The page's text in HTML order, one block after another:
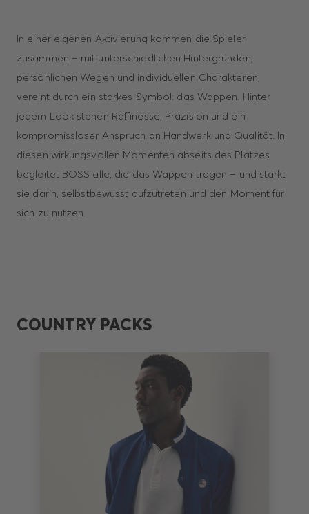
In einer eigenen Aktivierung kommen die Spieler
zusammen – mit unterschiedlichen Hintergründen,
persönlichen Wegen und individuellen Charakteren,
vereint durch ein starkes Symbol: das Wappen. Hinter
jedem Look stehen Raffinesse, Präzision und ein
kompromissloser Anspruch an Handwerk und Qualität. In
diesen wirkungsvollen Momenten abseits des Platzes
begleitet BOSS alle, die das Wappen tragen – und stärkt
sie darin, selbstbewusst aufzutreten und den Moment für
sich zu nutzen.
COUNTRY PACKS